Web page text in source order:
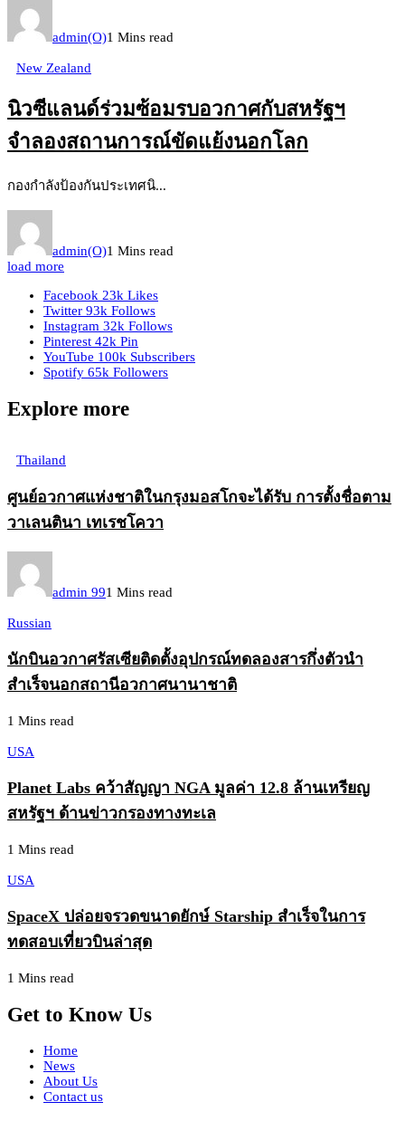
admin(O)1 Mins read
New Zealand
นิวซีแลนด์ร่วมซ้อมรบอวกาศกับสหรัฐฯ
จำลองสถานการณ์ขัดแย้งนอกโลก
กองกำลังป้องกันประเทศนิ...
admin(O)1 Mins read
load more
Facebook 23k Likes
Twitter 93k Follows
Instagram 32k Follows
Pinterest 42k Pin
YouTube 100k Subscribers
Spotify 65k Followers
Explore more
Thailand
ศูนย์อวกาศแห่งชาติในกรุงมอสโกจะได้รับ การตั้งชื่อตาม
วาเลนตินา เทเรชโควา
admin 991 Mins read
Russian
นักบินอวกาศรัสเซียติดตั้งอุปกรณ์ทดลองสารกึ่งตัวนำ
สำเร็จนอกสถานีอวกาศนานาชาติ
1 Mins read
USA
Planet Labs คว้าสัญญา NGA มูลค่า 12.8 ล้านเหรียญ
สหรัฐฯ ด้านข่าวกรองทางทะเล
1 Mins read
USA
SpaceX ปล่อยจรวดขนาดยักษ์ Starship สำเร็จในการ
ทดสอบเที่ยวบินล่าสุด
1 Mins read
Get to Know Us
Home
News
About Us
Contact us